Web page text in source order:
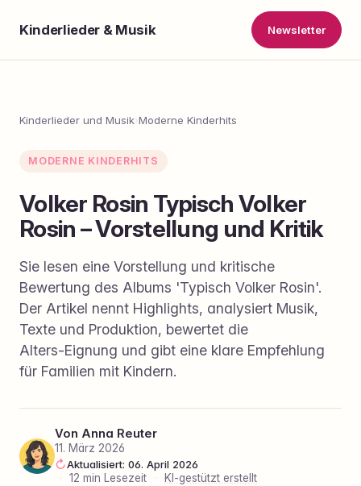
Kinderlieder & Musik Newsletter
Kinderlieder und Musik›Moderne Kinderhits
MODERNE KINDERHITS
Volker Rosin Typisch Volker
Rosin – Vorstellung und Kritik
Sie lesen eine Vorstellung und kritische
Bewertung des Albums 'Typisch Volker Rosin'.
Der Artikel nennt Highlights, analysiert Musik,
Texte und Produktion, bewertet die
Alters‑Eignung und gibt eine klare Empfehlung
für Familien mit Kindern.
Von Anna Reuter
11. März 2026
Aktualisiert: 06. April 2026
·
12 min Lesezeit · KI-gestützt erstellt